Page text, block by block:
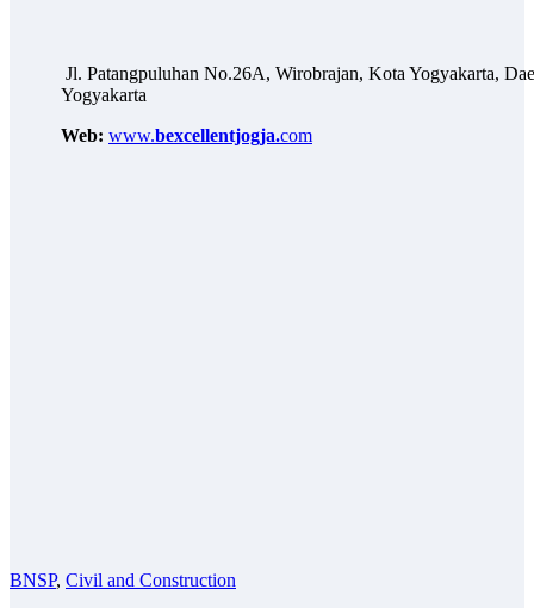
Jl. Patangpuluhan No.26A, Wirobrajan, Kota Yogyakarta,
Yogyakarta
Web: www.bexcellentjogja.com
BNSP, Civil and Construction